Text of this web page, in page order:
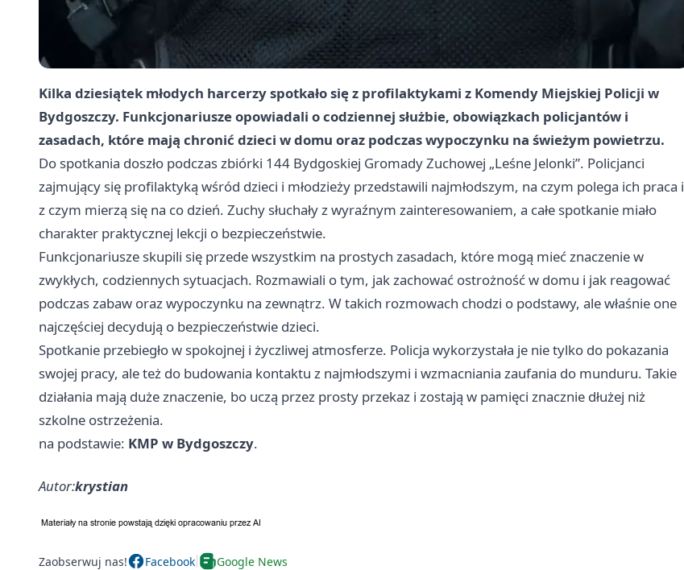
Kilka dziesiątek młodych harcerzy spotkało się z profilaktykami z Komendy Miejskiej Policji w
Bydgoszczy. Funkcjonariusze opowiadali o codziennej służbie, obowiązkach policjantów i
zasadach, które mają chronić dzieci w domu oraz podczas wypoczynku na świeżym powietrzu.
Do spotkania doszło podczas zbiórki 144 Bydgoskiej Gromady Zuchowej „Leśne Jelonki”. Policjanci
zajmujący się profilaktyką wśród dzieci i młodzieży przedstawili najmłodszym, na czym polega ich praca i
z czym mierzą się na co dzień. Zuchy słuchały z wyraźnym zainteresowaniem, a całe spotkanie miało
charakter praktycznej lekcji o bezpieczeństwie.
Funkcjonariusze skupili się przede wszystkim na prostych zasadach, które mogą mieć znaczenie w
zwykłych, codziennych sytuacjach. Rozmawiali o tym, jak zachować ostrożność w domu i jak reagować
podczas zabaw oraz wypoczynku na zewnątrz. W takich rozmowach chodzi o podstawy, ale właśnie one
najczęściej decydują o bezpieczeństwie dzieci.
Spotkanie przebiegło w spokojnej i życzliwej atmosferze. Policja wykorzystała je nie tylko do pokazania
swojej pracy, ale też do budowania kontaktu z najmłodszymi i wzmacniania zaufania do munduru. Takie
działania mają duże znaczenie, bo uczą przez prosty przekaz i zostają w pamięci znacznie dłużej niż
szkolne ostrzeżenia.
na podstawie: KMP w Bydgoszczy.
Autor:krystian
Zaobserwuj nas! Facebook Google News